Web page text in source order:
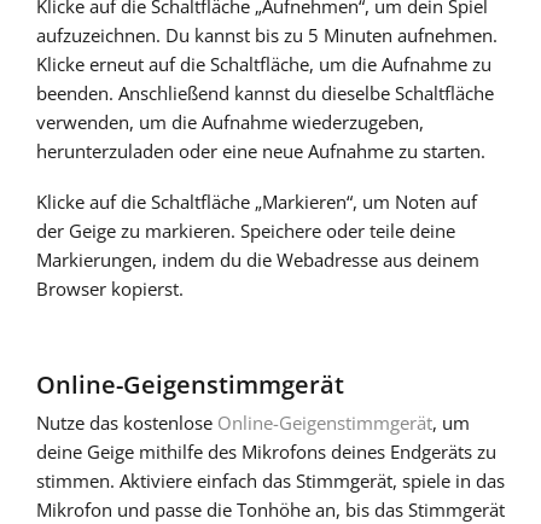
Русский
Türkçe
简体中文
繁體中文
Klicke auf die Schaltfläche „Aufnehmen“, um dein Spiel
aufzuzeichnen. Du kannst bis zu 5 Minuten aufnehmen.
Klicke erneut auf die Schaltfläche, um die Aufnahme zu
beenden. Anschließend kannst du dieselbe Schaltfläche
verwenden, um die Aufnahme wiederzugeben,
herunterzuladen oder eine neue Aufnahme zu starten.
Klicke auf die Schaltfläche „Markieren“, um Noten auf
der Geige zu markieren. Speichere oder teile deine
Markierungen, indem du die Webadresse aus deinem
Browser kopierst.
Online-Geigenstimmgerät
Nutze das kostenlose Online-Geigenstimmgerät, um
deine Geige mithilfe des Mikrofons deines Endgeräts zu
stimmen. Aktiviere einfach das Stimmgerät, spiele in das
Mikrofon und passe die Tonhöhe an, bis das Stimmgerät